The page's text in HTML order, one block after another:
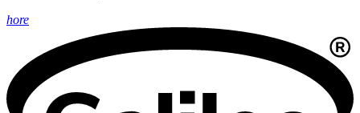
hore